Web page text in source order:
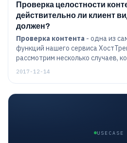
Проверка целостности
действительно ли клиент
должен?
Проверка контента - одна из
функций нашего сервиса
рассмотрим несколько случаев,
может очень пригодиться.
2017-12-14
USECASE